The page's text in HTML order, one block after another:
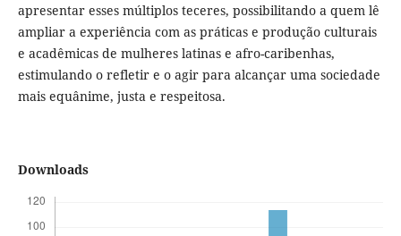
apresentar esses múltiplos teceres, possibilitando a quem lê
ampliar a experiência com as práticas e produção culturais
e acadêmicas de mulheres latinas e afro-caribenhas,
estimulando o refletir e o agir para alcançar uma sociedade
mais equânime, justa e respeitosa.
Downloads